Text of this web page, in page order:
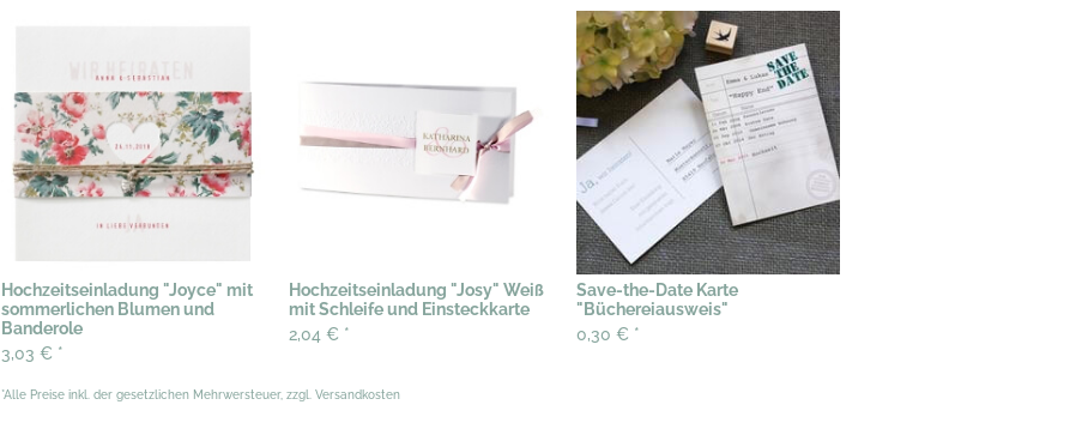
Hochzeitseinladung "Joyce" mit
sommerlichen Blumen und
Banderole
3,03 € *
Hochzeitseinladung "Josy" Weiß
mit Schleife und Einsteckkarte
2,04 € *
Save-the-Date Karte
"Büchereiausweis"
0,30 € *
*Alle Preise inkl. der gesetzlichen Mehrwersteuer, zzgl. Versandkosten